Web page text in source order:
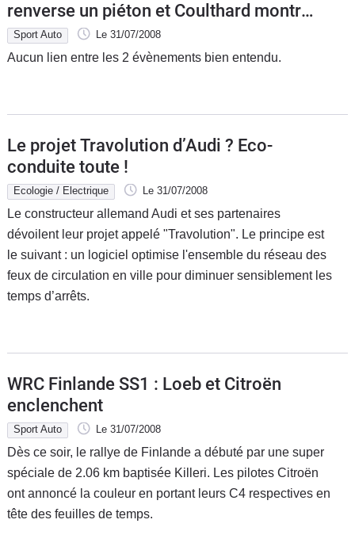
Forum
Moto
renverse un piéton et Coulthard montre
ses fesses !
Sport Auto Le 31/07/2008
Aucun lien entre les 2 évènements bien entendu.
Le projet Travolution d’Audi ? Eco-
conduite toute !
Ecologie / Electrique Le 31/07/2008
Le constructeur allemand Audi et ses partenaires
dévoilent leur projet appelé "Travolution". Le principe est
le suivant : un logiciel optimise l'ensemble du réseau des
feux de circulation en ville pour diminuer sensiblement les
temps d’arrêts.
WRC Finlande SS1 : Loeb et Citroën
enclenchent
Sport Auto Le 31/07/2008
Dès ce soir, le rallye de Finlande a débuté par une super
spéciale de 2.06 km baptisée Killeri. Les pilotes Citroën
ont annoncé la couleur en portant leurs C4 respectives en
tête des feuilles de temps.